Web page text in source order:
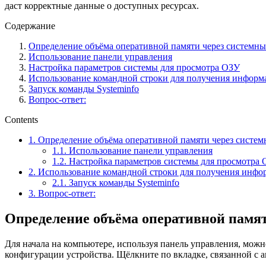
даст корректные данные о доступных ресурсах.
Содержание
Определение объёма оперативной памяти через
Использование панели управления
Настройка параметров системы для просмотра ОЗУ
Использование командной строки для получения
Запуск команды Systeminfo
Вопрос-ответ:
Contents
1. Определение объёма оперативной памяти через
1.1. Использование панели управления
1.2. Настройка параметров системы для просмотра
2. Использование командной строки для получения
2.1. Запуск команды Systeminfo
3. Вопрос-ответ:
Определение объёма оперативной
Для начала на компьютере, используя панель управления,
конфигурации устройства. Щёлкните по вкладке, связанной